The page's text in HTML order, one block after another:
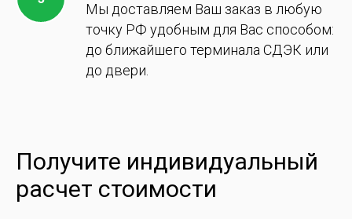
Мы доставляем Ваш заказ в любую
точку РФ удобным для Вас способом:
до ближайшего терминала СДЭК или
до двери.
Получите индивидуальный
расчет стоимости